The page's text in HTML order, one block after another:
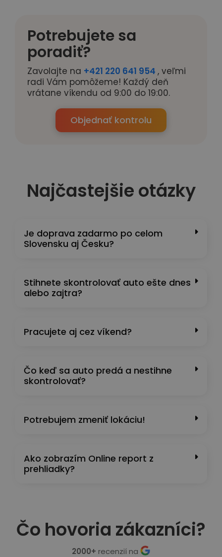
Potrebujete sa
poradiť?
Zavolajte na +421 220 641 954 , veľmi
radi Vám pomôžeme! Každý deň
vrátane víkendu od 9:00 do 19:00.
Objednať kontrolu
Najčastejšie otázky
Je doprava zadarmo po celom
Slovensku aj Česku?
Stihnete skontrolovať auto ešte dnes
alebo zajtra?
Pracujete aj cez víkend?
Čo keď sa auto predá a nestihne
skontrolovať?
Potrebujem zmeniť lokáciu!
Ako zobrazím Online report z
prehliadky?
Čo hovoria zákazníci?
2000+ recenzií na